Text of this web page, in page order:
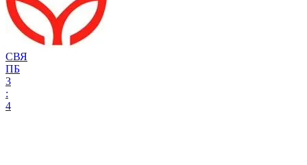
СВЯ
ПБ
3
:
4